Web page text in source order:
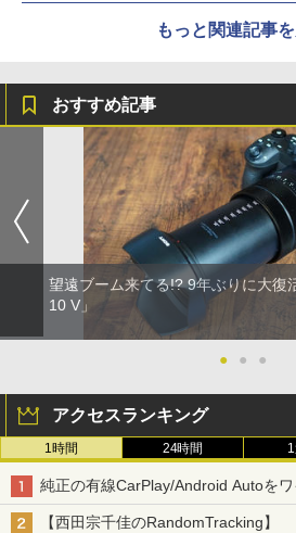
もっと関連記事
おすすめ記事
望遠ブーム来てる!? 9年ぶりに大復
10 V」
● ● ●
アクセスランキング
1時間 24時間
純正の有線CarPlay/Android Autoを
【西田宗千佳のRandomTracking】